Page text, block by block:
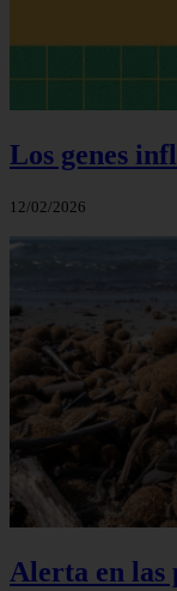
Los genes
12/02/2026
Alerta en las